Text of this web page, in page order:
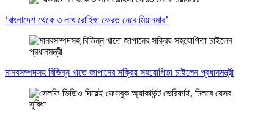
‘বাংলাদেশ থেকে ৩ লাখ রোহিঙ্গা ফেরত নেবে মিয়ানমার’
মানবসম্পদসহ বিভিন্ন খাতে জাপানের সক্রিয় সহযোগিতা চাইলেন প্রধানমন্ত্রী